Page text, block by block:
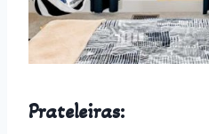
Prateleiras: